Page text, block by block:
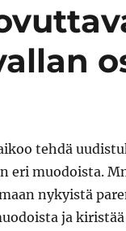
tehdä
eri muodoista.
nykyistä
ja